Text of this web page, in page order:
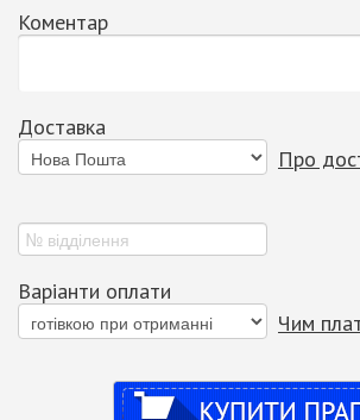
Коментар
Доставка
Про
Варіанти оплати
Чим
Купити